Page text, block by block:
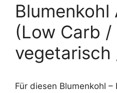
Blumenkohl
(Low Carb /
vegetarisch
Für diesen Blumenkohl